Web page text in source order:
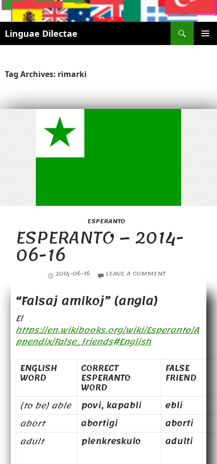
Linguae Dilectae
SKIP
Tag Archives: rimarki
ESPERANTO
ESPERANTO – 2014-
06-16
2014-06-16 LEAVE A COMMENT
“Falsaj amikoj” (angla)
El
https://en.wikibooks.org/wiki/Esperanto/A
ppendix/False_friends#English
ENGLISH
WORD
CORRECT
ESPERANTO
WORD
FALSE
FRIEND
(to be) able
povi, kapabli
ebli
abort
abortigi
aborti
adult
plenkreskulo adulti